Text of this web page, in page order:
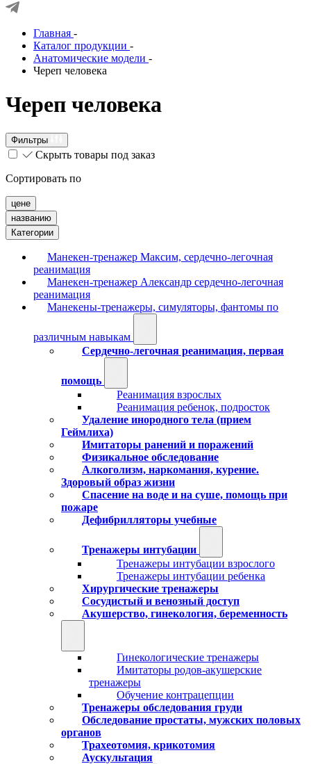
Главная -
Каталог продукции -
Анатомические модели -
Череп человека
Череп человека
Фильтры
Скрыть товары под заказ
Сортировать по
цене
названию
Категории
Манекен-тренажер Максим, сердечно-легочная
реанимация
Манекен-тренажер Александр сердечно-легочная
реанимация
Манекены-тренажеры, симуляторы, фантомы по
различным навыкам
Сердечно-легочная реанимация, первая
помощь
Реанимация взрослых
Реанимация ребенок, подросток
Удаление инородного тела (прием
Геймлиха)
Имитаторы ранений и поражений
Физикальное обследование
Алкоголизм, наркомания, курение.
Здоровый образ жизни
Спасение на воде и на суше, помощь при
пожаре
Дефибрилляторы учебные
Тренажеры интубации
Тренажеры интубации взрослого
Тренажеры интубации ребенка
Хирургические тренажеры
Сосудистый и венозный доступ
Акушерство, гинекология, беременность
Гинекологические тренажеры
Имитаторы родов-акушерские
тренажеры
Обучение контрацепции
Тренажеры обследования груди
Обследование простаты, мужских половых
органов
Трахеотомия, крикотомия
Аускультация